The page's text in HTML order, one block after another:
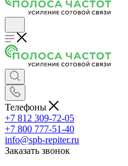
Телефоны
+7 812 309-72-05
+7 800 777-51-40
info@spb-repiter.ru
Заказать звонок